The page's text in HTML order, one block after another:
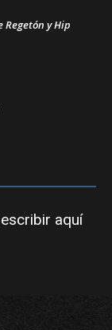
Regetón y Hip
aquí